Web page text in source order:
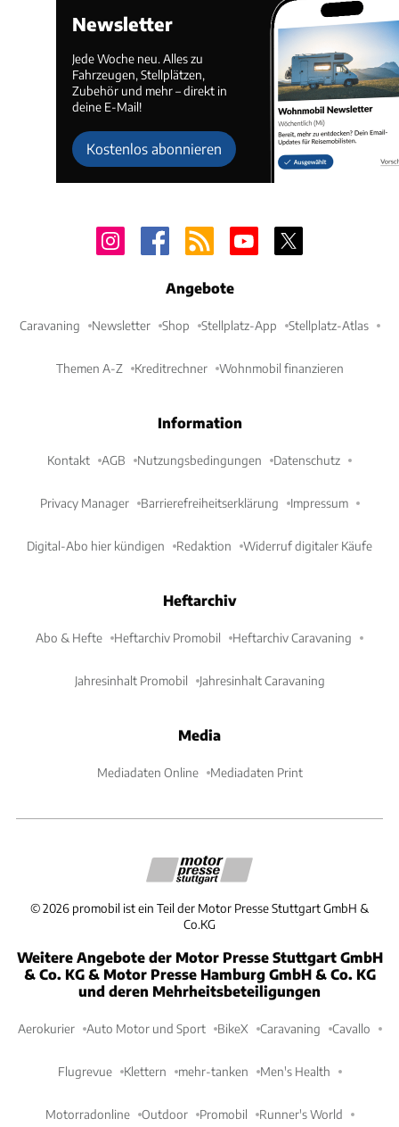
Newsletter
Jede Woche neu. Alles zu
Fahrzeugen, Stellplätzen,
Zubehör und mehr – direkt in
deine E-Mail!
Kostenlos abonnieren
Angebote
Caravaning Newsletter Shop Stellplatz-App Stellplatz-Atlas
Themen A-Z Kreditrechner Wohnmobil finanzieren
Information
Kontakt AGB Nutzungsbedingungen Datenschutz
Privacy Manager Barrierefreiheitserklärung Impressum
Digital-Abo hier kündigen Redaktion Widerruf digitaler Käufe
Heftarchiv
Abo & Hefte Heftarchiv Promobil Heftarchiv Caravaning
Jahresinhalt Promobil Jahresinhalt Caravaning
Media
Mediadaten Online Mediadaten Print
©2026 promobil ist ein Teil der Motor Presse Stuttgart GmbH &
Co.KG
Weitere Angebote der Motor Presse Stuttgart GmbH
& Co. KG & Motor Presse Hamburg GmbH & Co. KG
und deren Mehrheitsbeteiligungen
Aerokurier Auto Motor und Sport BikeX Caravaning Cavallo
Flugrevue Klettern mehr-tanken Men's Health
Motorradonline Outdoor Promobil Runner's World